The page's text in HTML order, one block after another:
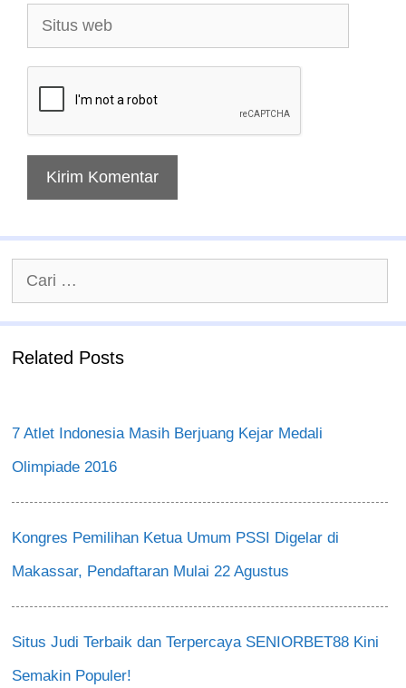
Situs
Cari
untuk:
Related Posts
7 Atlet Indonesia Masih Berjuang Kejar Medali
Olimpiade 2016
Kongres Pemilihan Ketua Umum PSSI Digelar di
Makassar, Pendaftaran Mulai 22 Agustus
Situs Judi Terbaik dan Terpercaya SENIORBET88 Kini
Semakin Populer!